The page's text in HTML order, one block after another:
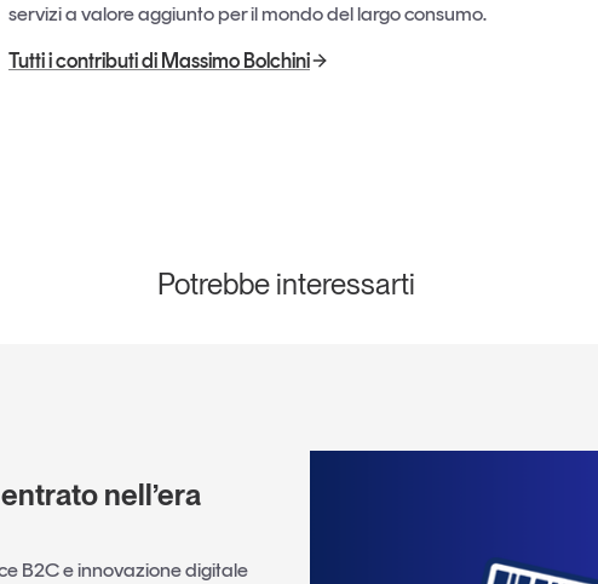
servizi a valore aggiunto per il mondo del largo consumo.
Tutti i contributi di Massimo Bolchini
Potrebbe interessarti
nell’era
B2C e innovazione digitale